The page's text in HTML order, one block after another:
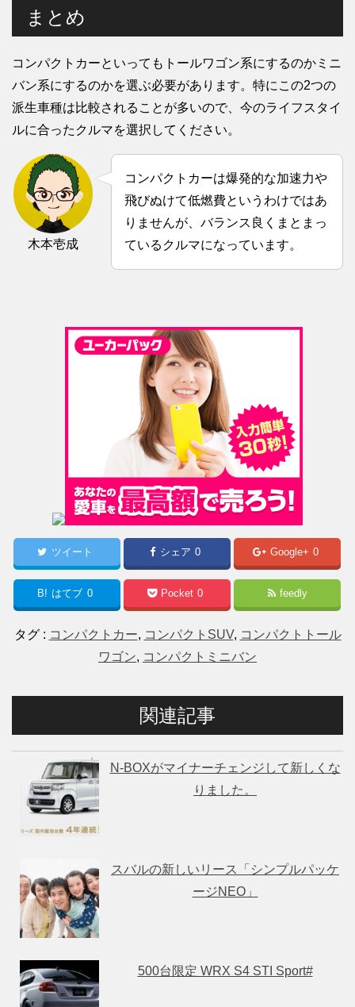
まとめ
コンパクトカーといってもトールワゴン系にするのかミニ
バン系にするのかを選ぶ必要があります。特にこの2つの
派生車種は比較されることが多いので、今のライフスタイ
ルに合ったクルマを選択してください。
木本壱成
コンパクトカーは爆発的な加速力や
飛びぬけて低燃費というわけではあ
りませんが、バランス良くまとまっ
ているクルマになっています。
ツイート シェア 0 Google+ 0
B! はてブ 0 Pocket 0 feedly
タグ : コンパクトカー, コンパクトSUV, コンパクトトール
ワゴン, コンパクトミニバン
関連記事
N-BOXがマイナーチェンジして新しくな
りました。
スバルの新しいリース「シンプルパッケ
ージNEO」
500台限定 WRX S4 STI Sport#